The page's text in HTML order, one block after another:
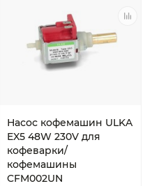
Насос кофемашин ULKA
EX5 48W 230V для
кофеварки/
кофемашины
CFM002UN